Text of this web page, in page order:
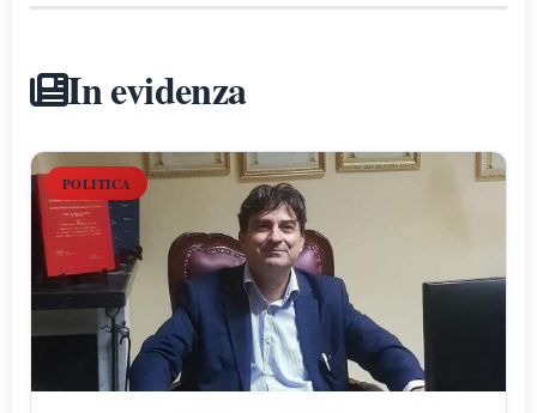
In evidenza
POLITICA